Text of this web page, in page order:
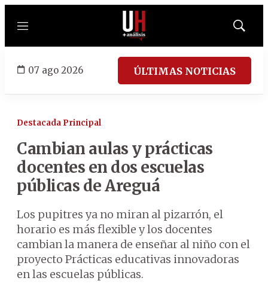
Menú
Mostrar
07 ago 2026 ÚLTIMAS NOTICIAS
Destacada Principal
Cambian aulas y prácticas
docentes en dos escuelas
públicas de Areguá
Los pupitres ya no miran al pizarrón, el
horario es más flexible y los docentes
cambian la manera de enseñar al niño con el
proyecto Prácticas educativas innovadoras
en las escuelas públicas.